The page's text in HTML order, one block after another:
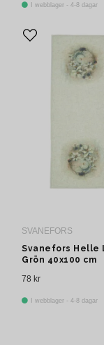
I webblager - 4-8 dagar
SVANEFORS
Svanefors Helle
Grön 40x100 cm
78 kr
I webblager - 4-8 dagar